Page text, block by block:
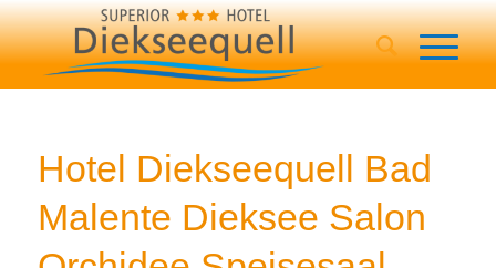
Hotel Diekseequell Bad
Malente Dieksee Salon